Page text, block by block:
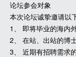
论坛参会对象
本次论坛诚挚邀请以
1、 即将毕业的海内
2、 在站、出站的博
3、 近期有招聘需求